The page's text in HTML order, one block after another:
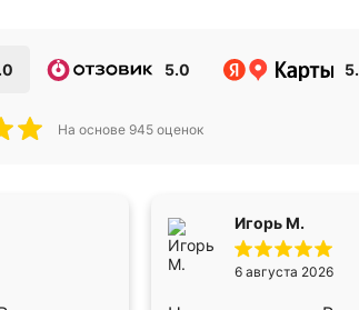
5.0
На основе 945 оценок
Игорь М.
6 августа 2026